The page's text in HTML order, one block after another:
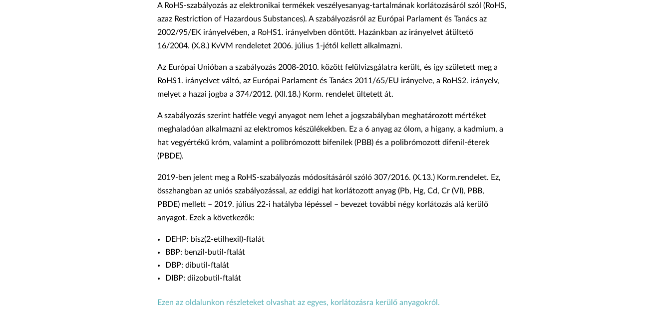
A RoHS-szabályozás az elektronikai termékek veszélyesanyag-tartalmának korlátozásáról szól (RoHS,
azaz Restriction of Hazardous Substances). A szabályozásról az Európai Parlament és Tanács az
2002/95/EK irányelvében, a RoHS1. irányelvben döntött. Hazánkban az irányelvet átültető
16/2004. (X.8.) KvVM rendeletet 2006. július 1-jétől kellett alkalmazni.
Az Európai Unióban a szabályozás 2008-2010. között felülvizsgálatra került, és így született meg a
RoHS1. irányelvet váltó, az Európai Parlament és Tanács 2011/65/EU irányelve, a RoHS2. irányelv,
melyet a hazai jogba a 374/2012. (XII.18.) Korm. rendelet ültetett át.
A szabályozás szerint hatféle vegyi anyagot nem lehet a jogszabályban meghatározott mértéket
meghaladóan alkalmazni az elektromos készülékekben. Ez a 6 anyag az ólom, a higany, a kadmium, a
hat vegyértékű króm, valamint a polibrómozott bifenilek (PBB) és a polibrómozott difenil-éterek
(PBDE).
2019-ben jelent meg a RoHS-szabályozás módosításáról szóló 307/2016. (X.13.) Korm.rendelet. Ez,
összhangban az uniós szabályozással, az eddigi hat korlátozott anyag (Pb, Hg, Cd, Cr (VI), PBB,
PBDE) mellett – 2019. július 22-i hatályba lépéssel – bevezet további négy korlátozás alá kerülő
anyagot. Ezek a következők:
DEHP: bisz(2-etilhexil)-ftalát
BBP: benzil-butil-ftalát
DBP: dibutil-ftalát
DIBP: diizobutil-ftalát
Ezen az oldalunkon részleteket olvashat az egyes, korlátozásra kerülő anyagokról.